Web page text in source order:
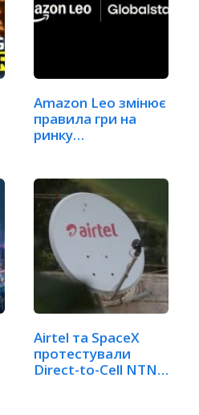
Amazon Leo змінює
правила гри на
ринку
Airtel та SpaceX
протестували
Direct-to-Cell NTN…